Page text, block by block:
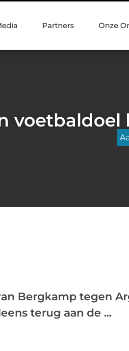
Partners Onze
Bergkamp tegen
terug aan de ...